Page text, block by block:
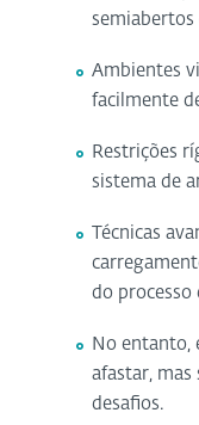
semiabertos
Ambientes
facilmente
Restrições
sistema de
Técnicas
do processo
No entanto,
afastar, mas
desafios.